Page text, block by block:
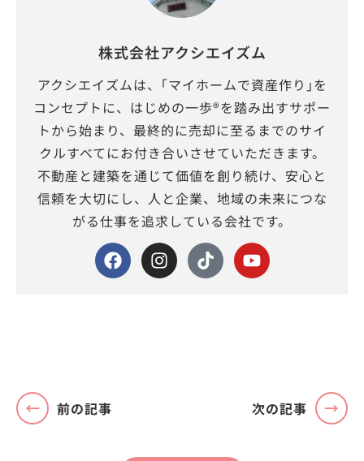
株式会社アクシエイズム
アクシエイズムは、｢マイホームで資産作り｣を
コンセプトに、はじめの一歩®を踏み出すサポー
トから始まり、最終的に売却に至るまでのサイ
クルすべてにお付き合いさせていただきます。
不動産と建築を通じて価値を創り続け、安心と
信頼を大切にし、人と企業、地域の未来につな
がる仕事を追求している会社です。
前の記事 次の記事